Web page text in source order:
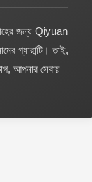
জন্য Qiyuan
গ্যারান্টি। তাই,
আপনার সেবায়